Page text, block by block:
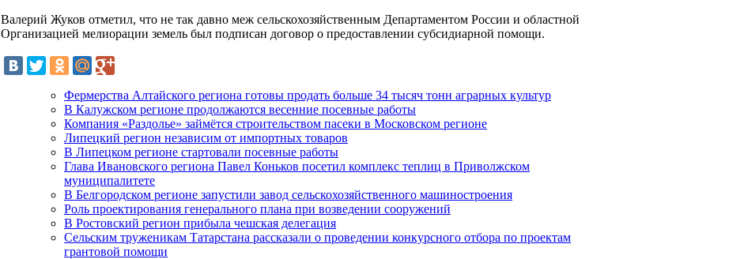
Валерий Жуков отметил, что не так давно меж сельскохозяйственным Департаментом России и областной
Организацией мелиорации земель был подписан договор о предоставлении субсидиарной помощи.
Фермерства Алтайского региона готовы продать больше 34 тысяч тонн аграрных культур
В Калужском регионе продолжаются весенние посевные работы
Компания «Раздолье» займётся строительством пасеки в Московском регионе
Липецкий регион независим от импортных товаров
В Липецком регионе стартовали посевные работы
Глава Ивановского региона Павел Коньков посетил комплекс теплиц в Приволжском
муниципалитете
В Белгородском регионе запустили завод сельскохозяйственного машиностроения
Роль проектирования генерального плана при возведении сооружений
В Ростовский регион прибыла чешская делегация
Сельским труженикам Татарстана рассказали о проведении конкурсного отбора по проектам
грантовой помощи